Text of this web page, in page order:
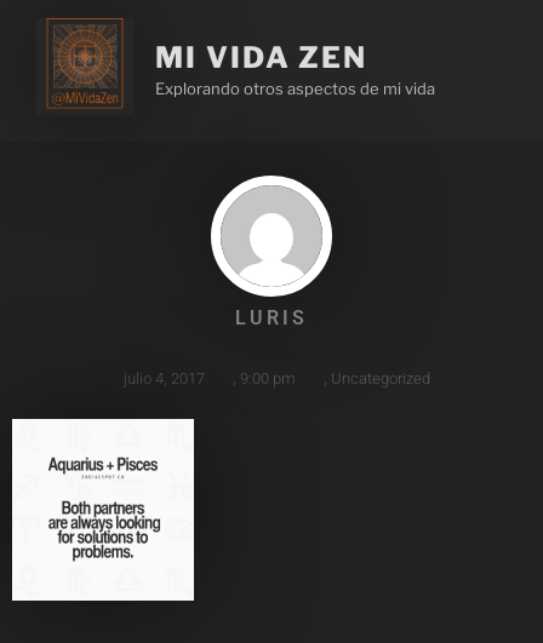
MI VIDA ZEN
Explorando otros aspectos de mi vida
LURIS
julio 4, 2017 9:00 pm Uncategorized